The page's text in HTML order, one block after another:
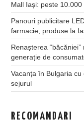
Mall Iași: peste
Panouri publicitare
farmacie, produse la
Renașterea
generație de
Vacanța în Bulgaria
sejurul
RECOMANDARI